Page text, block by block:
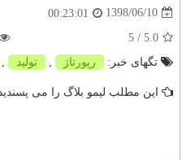
1398/06/10
00:23:01
5.0
/ 5
تگهای خبر:
رپورتاژ تولید
این مطلب لیمو بلاگ را می